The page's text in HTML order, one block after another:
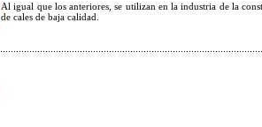
Al igual que los anteriores, se utilizan en la industria de la
de cales de baja calidad.